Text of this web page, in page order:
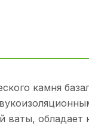
камня
ваты,